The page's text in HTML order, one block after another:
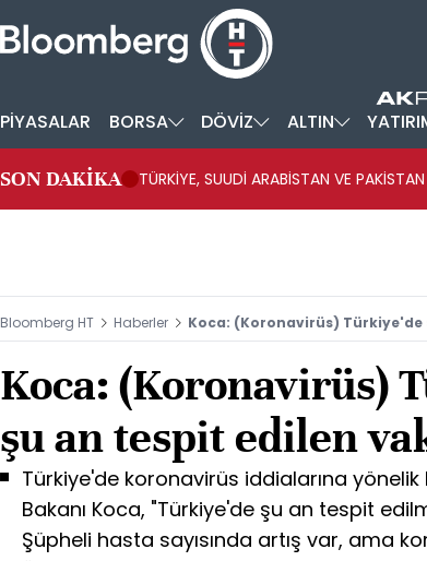
PİYASALAR BORSA DÖVİZ ALTIN
SON DAKİKA TÜRKİYE, SUUDİ ARABİSTAN VE
Bloomberg HT Haberler Koca: (Koronavirüs)
Koca: (Koronavirüs)
şu an tespit edilen
Türkiye'de koronavirüs iddialarına yönelik
Bakanı Koca, "Türkiye'de şu an tespit
Şüpheli hasta sayısında artış var, ama